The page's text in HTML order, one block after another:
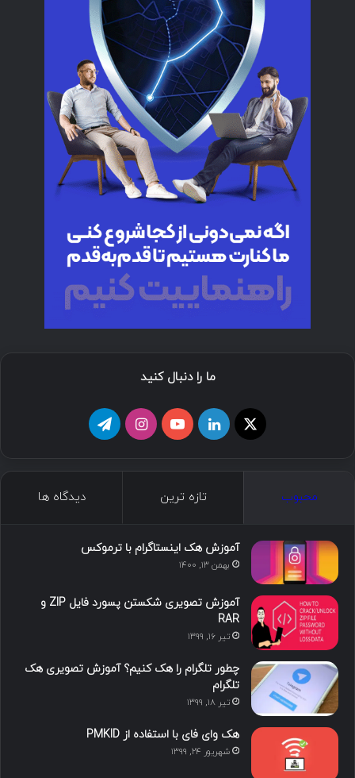
ما را دنبال کنید
محبوب تازه ترین دیدگاه ها
آموزش هک اینستاگرام با ترموکس
بهمن ۱۳, ۱۴۰۰
آموزش تصویری شکستن پسورد فایل ZIP و
RAR
تیر ۱۶, ۱۳۹۹
چطور تلگرام را هک کنیم؟ آموزش تصویری هک
تلگرام
تیر ۱۸, ۱۳۹۹
هک وای فای با استفاده از PMKID
شهریور ۲۴, ۱۳۹۹